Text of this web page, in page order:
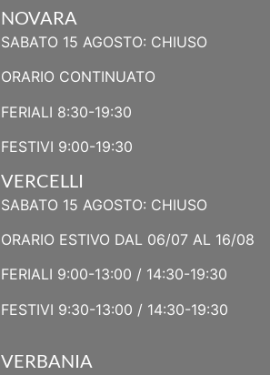
NOVARA
SABATO 15 AGOSTO: CHIUSO
ORARIO CONTINUATO
FERIALI 8:30-19:30
FESTIVI 9:00-19:30
VERCELLI
SABATO 15 AGOSTO: CHIUSO
ORARIO ESTIVO DAL 06/07 AL 16/08
FERIALI 9:00-13:00 / 14:30-19:30
FESTIVI 9:30-13:00 / 14:30-19:30
VERBANIA